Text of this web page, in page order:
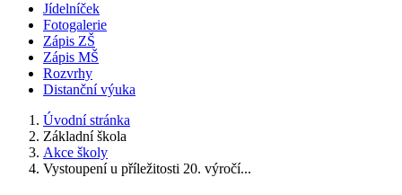
Jídelníček
Fotogalerie
Zápis ZŠ
Zápis MŠ
Rozvrhy
Distanční výuka
Úvodní stránka
Základní škola
Akce školy
Vystoupení u příležitosti 20. výročí...